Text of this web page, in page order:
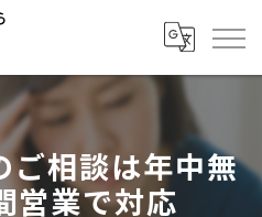
ご相談は年中無
営業で対応